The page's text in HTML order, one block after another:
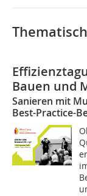
Bauen und
Sanieren mit
Best-Practice-